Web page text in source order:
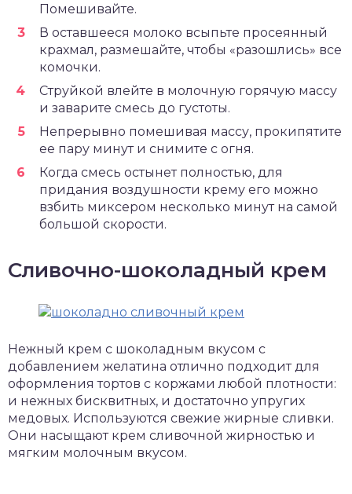
Помешивайте.
В оставшееся молоко всыпьте просеянный
крахмал, размешайте, чтобы «разошлись» все
комочки.
Струйкой влейте в молочную горячую массу
и заварите смесь до густоты.
Непрерывно помешивая массу, прокипятите
ее пару минут и снимите с огня.
Когда смесь остынет полностью, для
придания воздушности крему его можно
взбить миксером несколько минут на самой
большой скорости.
Сливочно-шоколадный крем
Нежный крем с шоколадным вкусом с
добавлением желатина отлично подходит для
оформления тортов с коржами любой плотности:
и нежных бисквитных, и достаточно упругих
медовых. Используются свежие жирные сливки.
Они насыщают крем сливочной жирностью и
мягким молочным вкусом.